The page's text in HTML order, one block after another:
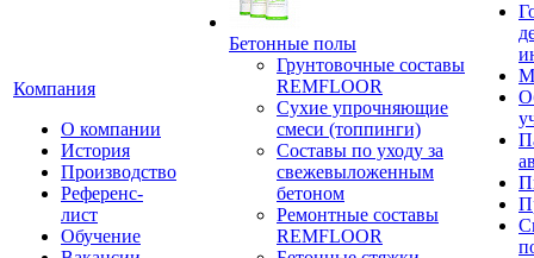
Компания
О компании
История
Производство
Референс-
лист
Обучение
Бетонные полы
Грунтовочные составы
REMFLOOR
Сухие упрочняющие
смеси (топпинги)
Составы по уходу за
свежевыложенным
бетоном
Ремонтные составы
REMFLOOR